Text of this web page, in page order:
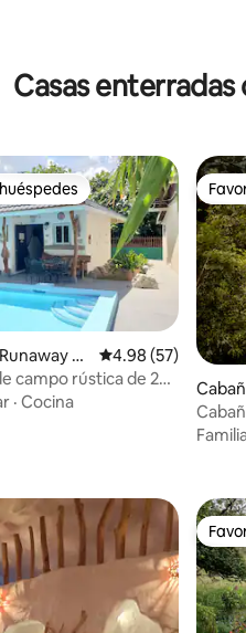
58 evaluaciones
Casas
54 evaluaciones
Favorito entre huéspedes
Calificación
4.98 (57)
campo rústica de 2
refugio en el jardín
· Cocina
Carlos